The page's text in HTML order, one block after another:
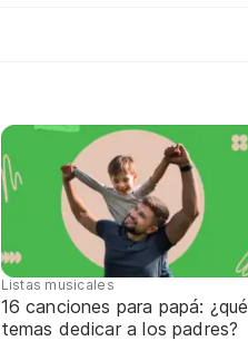
Listas musicales
16 canciones para papá: ¿qué
temas dedicar a los padres?